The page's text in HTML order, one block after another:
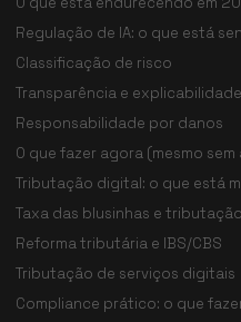
Regulação de IA: o que está
Classificação de risco
Transparência e explicabilidade
Responsabilidade por danos
O que fazer agora (mesmo
Tributação digital: o que está
Taxa das blusinhas e
Reforma tributária e IBS/CBS
Tributação de serviços digitais
Compliance prático: o que